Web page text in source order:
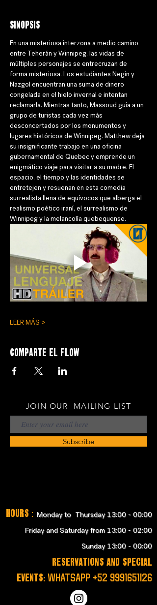
Sinopsis
En una misteriosa interzona a medio camino
entre Teherán y Winnipeg, las vidas de
múltiples personajes se entrecruzan de
forma misteriosa. Los estudiantes Negin y
Nazgol encuentran una suma de dinero
congelada en el hielo invernal e intentan
reclamarla. Mientras tanto, Massoud guía a un
grupo de turistas cada vez más
desconcertados por los monumentos y
lugares históricos de Winnipeg. Matthew deja
su insignificante trabajo en una oficina
gubernamental de Quebec y emprende un
enigmático viaje para visitar a su madre. El
espacio, el tiempo y las identidades se
entretejen y resuenan en esta comedia
surrealista llena de equívocos que alberga el
realismo poético iraní, el surrealismo de
Winnipeg y la melancolía quebequense.
LEER MÁS >
Comparte el flow
JOIN OUR MAILING LIST
Subscribe
Hours : Monday to Thursday 13:00 - 00:00
Friday and Saturday from 13:00 - 02:00
Sunday 13:00 - 00:00
RESERVATIONS and SPECIAL
EVENTS: WHATSAPP +52 9991651126